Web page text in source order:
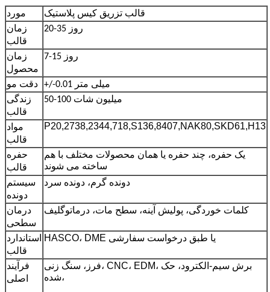
مورد
قالب تزریق کیس پلاستیک
زمان
قالب
20-35 روز
زمان
محصول
7-15 روز
دقت مو
+/-0.01 میلی متر
زندگی
قالب
50-100 میلیون شات
مواد
قالب
P20,2738,2344,718,S136,8407,NAK80,SKD61,H13
حفره
قالب
یک حفره، چند حفره یا همان محصولات مختلف با هم
ساخته می شوند
سیستم
دونده
دونده گرم، دونده سرد
درمان
سطحی
کلمات خوردگی، پولیش آینه، سطح مات، درماتوگلیف
استاندارد
قالب
HASCO، DME یا طبق درخواست سفارشی
فرآیند
اصلی
فرز، سنگ زنی، CNC، EDM، برش سیم-الکترود، حک
شده،